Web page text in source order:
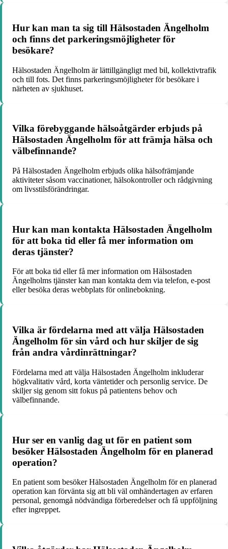
Hur kan man ta sig till Hälsostaden Ängelholm
och finns det parkeringsmöjligheter för
besökare?
Hälsostaden Ängelholm är lättillgängligt med bil, kollektivtrafik
och till fots. Det finns parkeringsmöjligheter för besökare i
närheten av sjukhuset.
Vilka förebyggande hälsoåtgärder erbjuds på
Hälsostaden Ängelholm för att främja hälsa och
välbefinnande?
På Hälsostaden Ängelholm erbjuds olika hälsofrämjande
aktiviteter såsom vaccinationer, hälsokontroller och rådgivning
om livsstilsförändringar.
Hur kan man kontakta Hälsostaden Ängelholm
för att boka tid eller få mer information om
deras tjänster?
För att boka tid eller få mer information om Hälsostaden
Ängelholms tjänster kan man kontakta dem via telefon, e-post
eller besöka deras webbplats för onlinebokning.
Vilka är fördelarna med att välja Hälsostaden
Ängelholm för sin vård och hur skiljer de sig
från andra vårdinrättningar?
Fördelarna med att välja Hälsostaden Ängelholm inkluderar
högkvalitativ vård, korta väntetider och personlig service. De
skiljer sig genom sitt fokus på patientens behov och
välbefinnande.
Hur ser en vanlig dag ut för en patient som
besöker Hälsostaden Ängelholm för en planerad
operation?
En patient som besöker Hälsostaden Ängelholm för en planerad
operation kan förvänta sig att bli väl omhändertagen av erfaren
personal, genomgå nödvändiga förberedelser och få uppföljning
efter ingreppet.